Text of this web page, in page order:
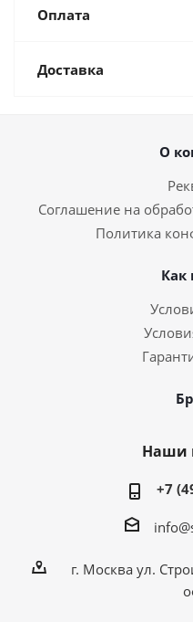
Оплата
Доставка
О
Соглашение на
Политика
Как
Наши
+7
г. Москва ул.